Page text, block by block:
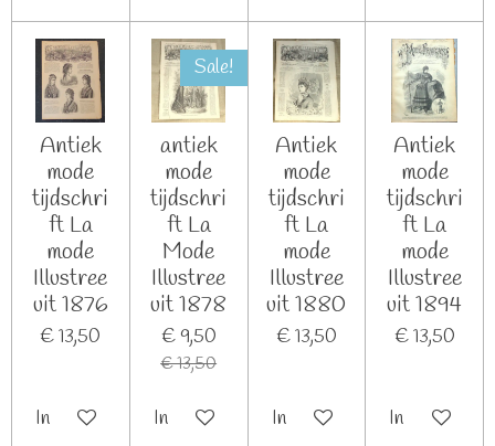
Antiek
mode
tijdschri
ft La
mode
Illustree
uit 1876
€ 13,50
In winkelwagen
Sale!
antiek
mode
tijdschri
ft La
Mode
Illustree
uit 1878
€ 9,50
€ 13,50
In winkelwagen
Antiek
mode
tijdschri
ft La
mode
Illustree
uit 1880
€ 13,50
In winkelwagen
Antiek
mode
tijdschri
ft La
mode
Illustree
uit 1894
€ 13,50
In